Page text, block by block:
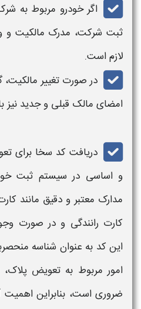
اگر خودرو مربوط به
ثبت شرکت، مدرک مالکیت و
لازم است.
در صورت تغییر مالکیت،
امضای مالک قبلی و جدید نیز
دریافت کد سخا برای
و اساسی در سیستم ثبت
مدارک معتبر و دقیق مانند
کارت رانندگی و در صورت
این کد به عنوان شناسه
امور مربوط به تعویض پلاک
ضروری است، بنابراین